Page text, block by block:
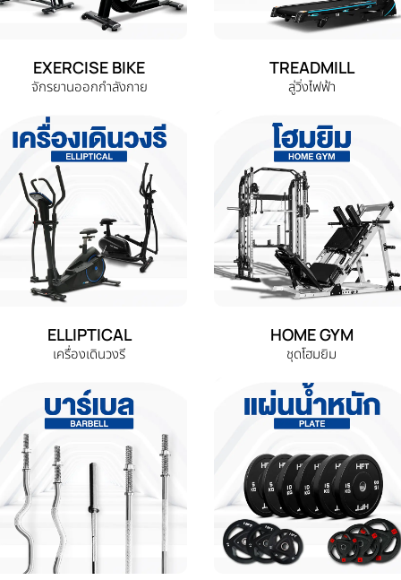
EXERCISE BIKE
จักรยานออกกำลังกาย
TREADMILL
ลู่วิ่งไฟฟ้า
ELLIPTICAL
เครื่องเดินวงรี
HOME GYM
ชุดโฮมยิม